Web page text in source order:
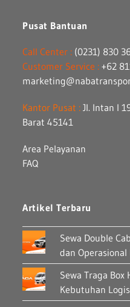
Pusat Bantuan
Call Center : (0231) 830
Customer Service : +62
Kantor Pusat : Jl. Intan I
Barat 45141
Area Pelayanan
FAQ
Artikel Terbaru
Sewa Double
dan Operasional
Sewa Traga
Kebutuhan